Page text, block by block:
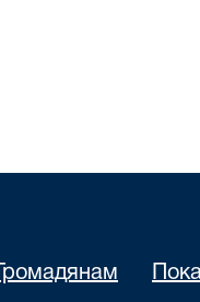
Громадянам